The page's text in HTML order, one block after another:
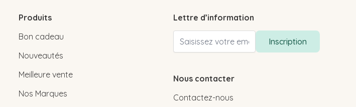
Produits
Bon cadeau
Nouveautés
Meilleure vente
Nos Marques
Lettre d’information
Adresse email
Inscription
Nous contacter
Contactez-nous